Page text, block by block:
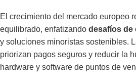
El crecimiento del mercado europeo
equilibrado, enfatizando desafíos de
y soluciones minoristas sostenibles.
priorizan pagos seguros y reducir la
hardware y software de puntos de